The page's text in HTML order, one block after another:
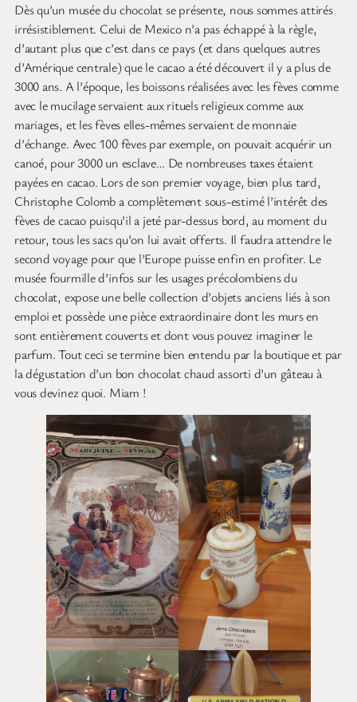
Dès qu’un musée du chocolat se présente, nous sommes attirés
irrésistiblement. Celui de Mexico n’a pas échappé à la règle,
d’autant plus que c’est dans ce pays (et dans quelques autres
d’Amérique centrale) que le cacao a été découvert il y a plus de
3000 ans. A l’époque, les boissons réalisées avec les fèves comme
avec le mucilage servaient aux rituels religieux comme aux
mariages, et les fèves elles-mêmes servaient de monnaie
d’échange. Avec 100 fèves par exemple, on pouvait acquérir un
canoé, pour 3000 un esclave… De nombreuses taxes étaient
payées en cacao. Lors de son premier voyage, bien plus tard,
Christophe Colomb a complètement sous-estimé l’intérêt des
fèves de cacao puisqu’il a jeté par-dessus bord, au moment du
retour, tous les sacs qu’on lui avait offerts. Il faudra attendre le
second voyage pour que l’Europe puisse enfin en profiter. Le
musée fourmille d’infos sur les usages précolombiens du
chocolat, expose une belle collection d’objets anciens liés à son
emploi et possède une pièce extraordinaire dont les murs en
sont entièrement couverts et dont vous pouvez imaginer le
parfum. Tout ceci se termine bien entendu par la boutique et par
la dégustation d’un bon chocolat chaud assorti d’un gâteau à
vous devinez quoi. Miam !